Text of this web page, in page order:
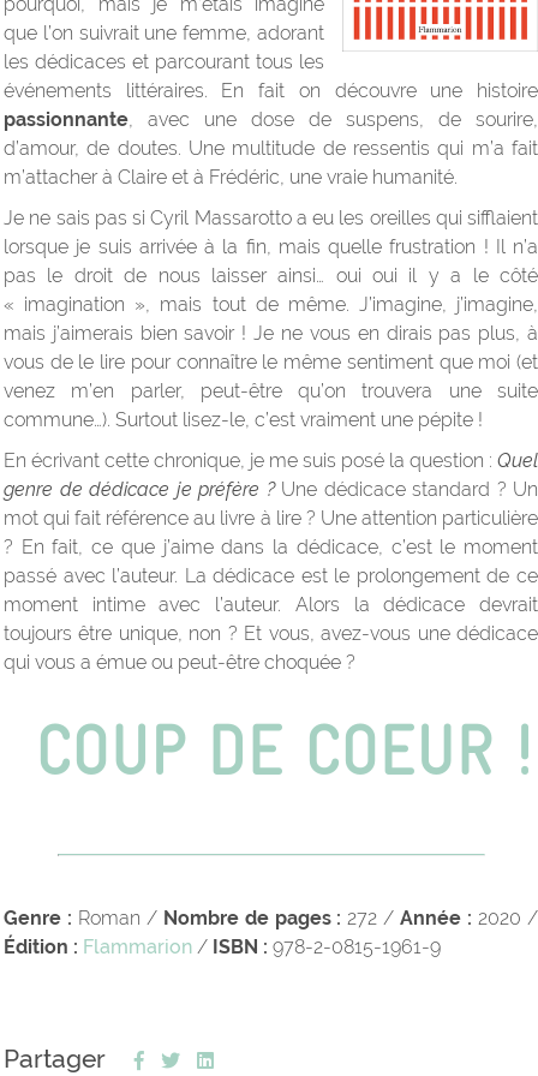
que l’on suivrait une femme, adorant
les dédicaces et parcourant tous les
événements littéraires. En fait on découvre une histoire
passionnante , avec une dose de suspens, de sourire,
d’amour, de doutes. Une multitude de ressentis qui m’a fait
m’attacher à Claire et à Frédéric, une vraie humanité.
Je ne sais pas si Cyril Massarotto a eu les oreilles qui sifflaient
lorsque je suis arrivée à la fin, mais quelle frustration ! Il n’a
pas le droit de nous laisser ainsi… oui oui il y a le côté
« imagination », mais tout de même. J’imagine, j’imagine,
mais j’aimerais bien savoir ! Je ne vous en dirais pas plus, à
vous de le lire pour connaître le même sentiment que moi (et
venez m’en parler, peut-être qu’on trouvera une suite
commune…). Surtout lisez-le, c’est vraiment une pépite !
En écrivant cette chronique, je me suis posé la question : Quel
genre de dédicace je préfère ?Une dédicace standard ? Un
mot qui fait référence au livre à lire ? Une attention particulière
? En fait, ce que j’aime dans la dédicace, c’est le moment
passé avec l’auteur. La dédicace est le prolongement de ce
moment intime avec l’auteur. Alors la dédicace devrait
toujours être unique, non ? Et vous, avez-vous une dédicace
qui vous a émue ou peut-être choquée ?
Genre : Roman / Nombre de pages : 272 /Année : 2020 /
Édition : Flammarion / ISBN : 978-2-0815-1961-9
Partager